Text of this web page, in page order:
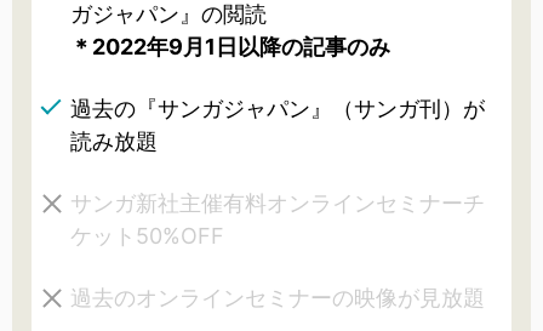
ガジャパン』の閲読
＊2022年9月1日以降の記事のみ
過去の『サンガジャパン』（サンガ刊）が
読み放題
サンガ新社主催有料オンラインセミナーチ
ケット50%OFF
過去のオンラインセミナーの映像が見放題